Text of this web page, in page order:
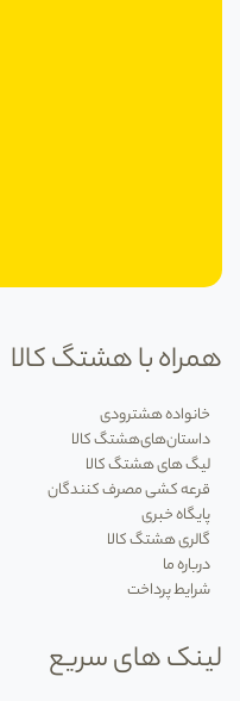
همراه با هشتگ کالا
خانواده هشترودی
داستان‌های‌هشتگ کالا
لیگ های هشتگ کالا
قرعه کشی مصرف کنندگان
پایگاه خبری
گالری هشتگ کالا
درباره ما
شرایط پرداخت
لینک های سریع